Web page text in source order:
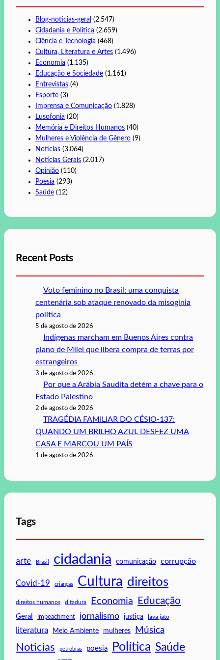
Blog-noticias-geral (2.547)
Cidadania e Política (2.659)
Ciência e Tecnologia (468)
Cultura, Literatura e Artes (1.496)
Economia (1.135)
Educação e Sociedade (1.161)
Entrevistas (4)
Esporte (3)
Imprensa e Comunicação (1.828)
Lusofonia (20)
Memória e Direitos Humanos (40)
Mulheres e Violência de Gênero (9)
Noticias (3.064)
Notícias Gerais (2.017)
Opinião (110)
Poesia (293)
Saúde (12)
Recent Posts
Voto feminino no Brasil: uma conquista
centenária sob ataque renovado da misoginia
política
5 de agosto de 2026
Indígenas marcham em Buenos Aires contra
plano de Milei que libera compra de terras por
estrangeiros
3 de agosto de 2026
Por que a Arábia Saudita detém a chave para o
Estado Palestino
2 de agosto de 2026
TRAGÉDIA FAMILIAR DO CÉSIO-137:
QUANDO UM BRILHO AZUL DESFEZ UMA
CASA E MARCOU UM PAÍS
1 de agosto de 2026
Tags
arte Brasil cidadania comunicação corrupção
Covid-19 crianças Cultura direitos
direitos humanos ditadura Economia Educação
Geral impeachment jornalismo justiça lava jato
literatura Meio Ambiente mulheres Música
Noticias petrobras poesia Política Saúde